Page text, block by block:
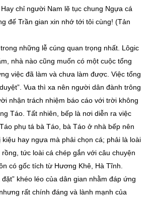
chỉ người Nam lẽ tục chung Ngựa cá
đế Trần gian xin nhớ tới tôi cùng! (Tản
những lễ cúng quan trọng nhất. Lôgic
nhà nào cũng muốn có một cuộc tổng
việc đã làm và chưa làm được. Việc tổng
Vua thì xa nên người dân đành trông
nhận trách nhiệm báo cáo với trời không
Táo. Tất nhiên, bếp là nơi diễn ra việc
phụ tá bà Táo, bà Táo ở nhà bếp nên
kiệu hay ngựa mà phải chọn cá; phải là loài
tức loài cá chép gắn với câu chuyện
có gốc tích từ Hương Khê, Hà Tĩnh.
khéo léo của dân gian nhằm đáp ứng
rất chính đáng và lành mạnh của